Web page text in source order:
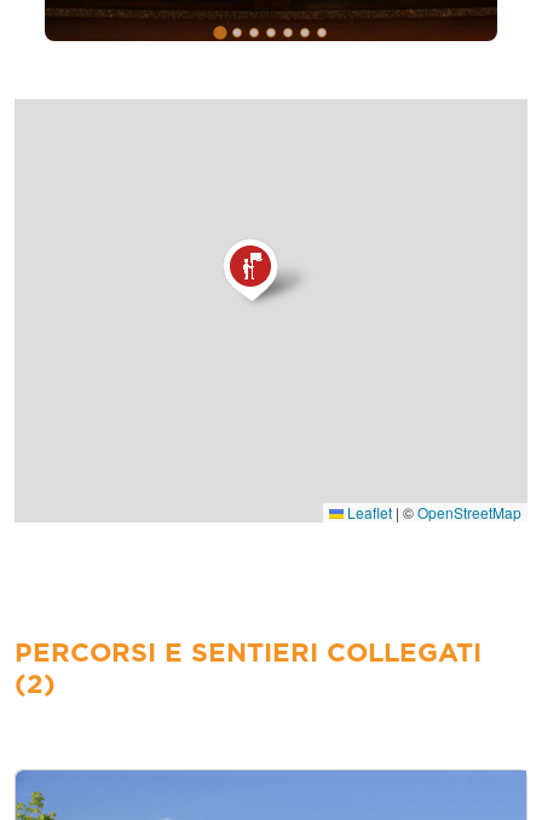
Leaflet | ©OpenStreetMap
PERCORSI E SENTIERI COLLEGATI
(2)